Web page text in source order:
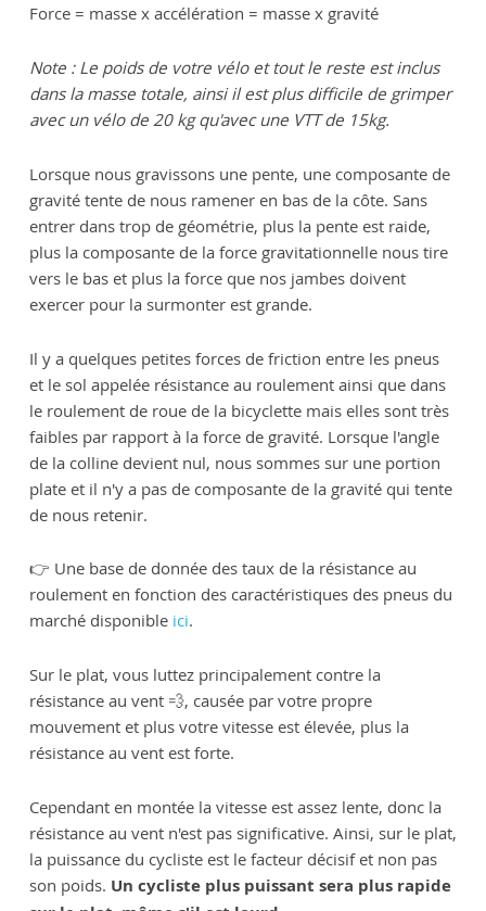
Force = masse x accélération = masse x gravité
Note : Le poids de votre vélo et tout le reste est inclus
dans la masse totale, ainsi il est plus difficile de grimper
avec un vélo de 20 kg qu'avec une VTT de 15kg.
Lorsque nous gravissons une pente, une composante de
gravité tente de nous ramener en bas de la côte. Sans
entrer dans trop de géométrie, plus la pente est raide,
plus la composante de la force gravitationnelle nous tire
vers le bas et plus la force que nos jambes doivent
exercer pour la surmonter est grande.
Il y a quelques petites forces de friction entre les pneus
et le sol appelée résistance au roulement ainsi que dans
le roulement de roue de la bicyclette mais elles sont très
faibles par rapport à la force de gravité. Lorsque l'angle
de la colline devient nul, nous sommes sur une portion
plate et il n'y a pas de composante de la gravité qui tente
de nous retenir.
👉 Une base de donnée des taux de la résistance au
roulement en fonction des caractéristiques des pneus du
marché disponible ici.
Sur le plat, vous luttez principalement contre la
résistance au vent 💨, causée par votre propre
mouvement et plus votre vitesse est élevée, plus la
résistance au vent est forte.
Cependant en montée la vitesse est assez lente, donc la
résistance au vent n'est pas significative. Ainsi, sur le plat,
la puissance du cycliste est le facteur décisif et non pas
son poids. Un cycliste plus puissant sera plus rapide